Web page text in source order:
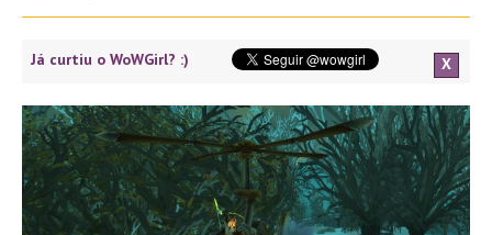
Já curtiu o WoWGirl? :) X